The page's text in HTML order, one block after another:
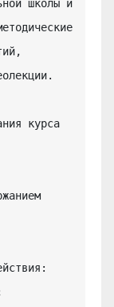
школы и
курса